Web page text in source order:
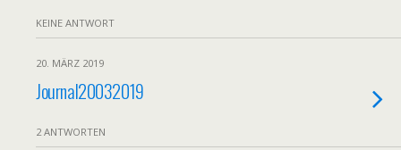
KEINE ANTWORT
20. MÄRZ 2019
Journal20032019
2 ANTWORTEN